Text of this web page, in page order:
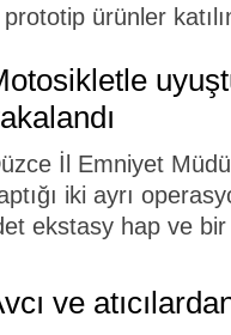
ürünler
İl Emniyet
iki ayrı
ekstasy hap ve
ve